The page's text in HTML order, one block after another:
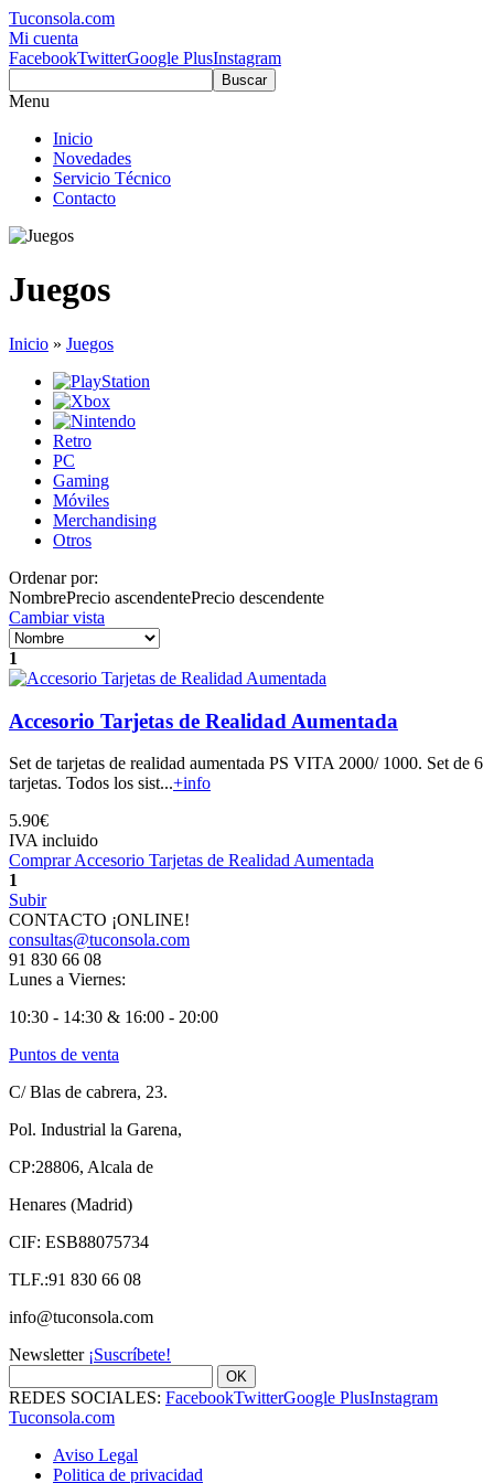
Tuconsola.com
Mi cuenta
FacebookTwitterGoogle PlusInstagram
Buscar
Menu
Inicio
Novedades
Servicio Técnico
Contacto
Juegos
Inicio » Juegos
Retro
PC
Gaming
Móviles
Merchandising
Otros
Ordenar por:
NombrePrecio ascendentePrecio descendente
Cambiar vista
1
Accesorio Tarjetas de Realidad Aumentada
Set de tarjetas de realidad aumentada PS VITA 2000/ 1000. Set de 6
tarjetas. Todos los sist...+info
5.90€
IVA incluido
Comprar Accesorio Tarjetas de Realidad Aumentada
1
Subir
CONTACTO ¡ONLINE!
consultas@tuconsola.com
91 830 66 08
Lunes a Viernes:
10:30 - 14:30 & 16:00 - 20:00
Puntos de venta
C/ Blas de cabrera, 23.
Pol. Industrial la Garena,
CP:28806, Alcala de
Henares (Madrid)
CIF: ESB88075734
TLF.:91 830 66 08
info@tuconsola.com
Newsletter ¡Suscríbete!
OK
REDES SOCIALES: FacebookTwitterGoogle PlusInstagram
Tuconsola.com
Aviso Legal
Politica de privacidad